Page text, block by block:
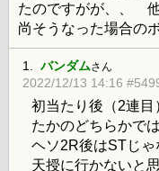
たのですがが、、
尚そうなった場合の
1. バンダムさん
2022/12/13 14:16
初当たり後（2連
たかのどちらかで
ヘソ2R後はSTじ
天授に行かないと